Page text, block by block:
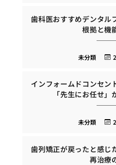
歯科医おすすめデンタル
根拠と機
未分類
インフォームドコンセン
「先生にお任せ
未分類
歯列矯正が戻ったと感じ
再治療